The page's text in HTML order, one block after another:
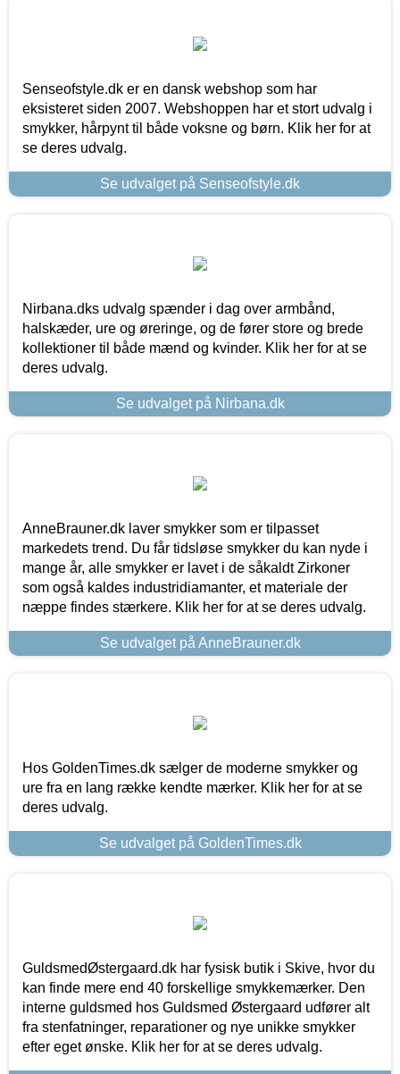
Senseofstyle.dk er en dansk webshop som har
eksisteret siden 2007. Webshoppen har et stort udvalg i
smykker, hårpynt til både voksne og børn. Klik her for at
se deres udvalg.
Se udvalget på Senseofstyle.dk
Nirbana.dks udvalg spænder i dag over armbånd,
halskæder, ure og øreringe, og de fører store og brede
kollektioner til både mænd og kvinder. Klik her for at se
deres udvalg.
Se udvalget på Nirbana.dk
AnneBrauner.dk laver smykker som er tilpasset
markedets trend. Du får tidsløse smykker du kan nyde i
mange år, alle smykker er lavet i de såkaldt Zirkoner
som også kaldes industridiamanter, et materiale der
næppe findes stærkere. Klik her for at se deres udvalg.
Se udvalget på AnneBrauner.dk
Hos GoldenTimes.dk sælger de moderne smykker og
ure fra en lang række kendte mærker. Klik her for at se
deres udvalg.
Se udvalget på GoldenTimes.dk
GuldsmedØstergaard.dk har fysisk butik i Skive, hvor du
kan finde mere end 40 forskellige smykkemærker. Den
interne guldsmed hos Guldsmed Østergaard udfører alt
fra stenfatninger, reparationer og nye unikke smykker
efter eget ønske. Klik her for at se deres udvalg.